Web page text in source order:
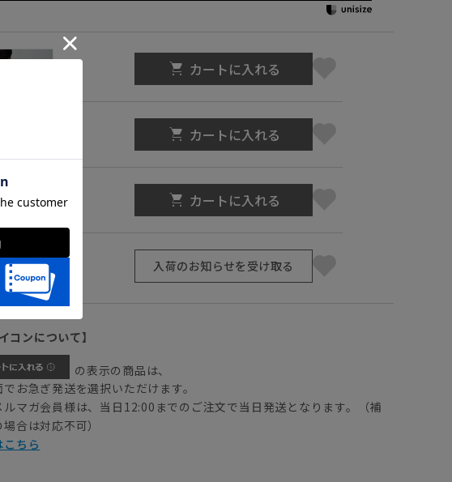
ュ
カートに入れる
カートに入れる
L カートに入れる
入荷のお知らせを受け取る
コンについて】
の表示の商品は、
お急ぎ発送を選択いただけます。
ルマガ会員様は、当日12:00までのご注文で当日発送となります。（補
合は対応不可）
ちら